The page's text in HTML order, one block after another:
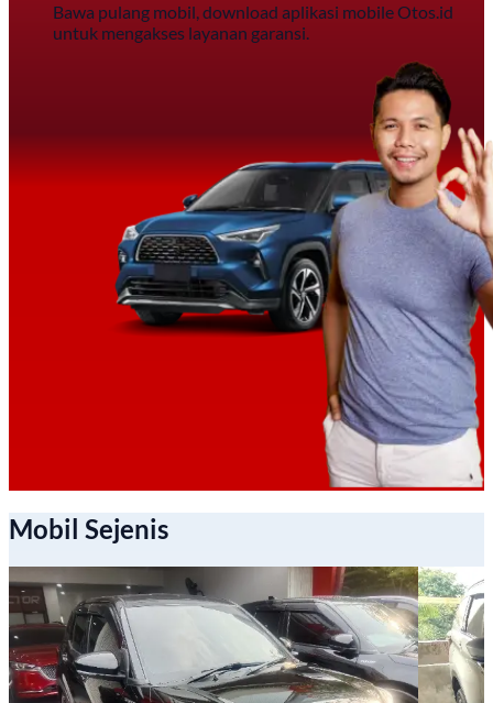
Bawa pulang mobil, download aplikasi mobile Otos.id
untuk mengakses layanan garansi.
Mobil Sejenis